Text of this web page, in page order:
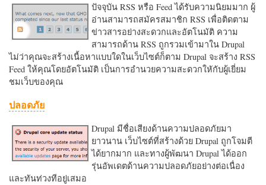
ปัจจุบัน RSS หรือ Feed ได้รับความนิยมมาก ผู้
อ่านสามารถสมัครสมาชิก RSS เพื่อติดตาม
ข่าวสารอย่างสะดวกและอัตโนมัติ ความ
สามารถด้าน RSS ถูกรวมเข้ามาใน Drupal
ไม่ว่าคุณจะสร้างเนื้อหาแบบใดในเว็บไซต์ก็ตาม Drupal จะสร้าง RSS
Feed ให้คุณโดยอัตโนมัติ เป็นการอำนวยความสะดวกใหักับผู้เยี่ยม
ชมเว็บของคุณ
ปลอดภัย
Drupal มีชื่อเสียงด้านความปลอดภัยมา
ยาวนาน เว็บไซต์ที่สร้างด้วย Drupal ถูกโจมตี
ได้ยากมาก และทางผู้พัฒนา Drupal ได้ออก
รุ่นอัพเดตด้านความปลอดภัยอย่างต่อเนื่อง
และทันท่วงทีอยู่เสมอ